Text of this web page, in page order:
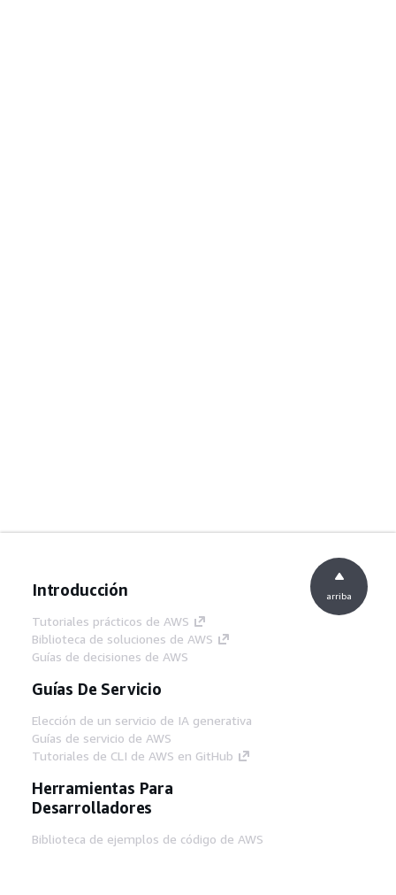
Introducción
Tutoriales prácticos de AWS
Biblioteca de soluciones de AWS
Guías de decisiones de AWS
Guías De Servicio
Elección de un servicio de IA generativa
Guías de servicio de AWS
Tutoriales de CLI de AWS en GitHub
Herramientas Para
Desarrolladores
Biblioteca de ejemplos de código de AWS
arriba